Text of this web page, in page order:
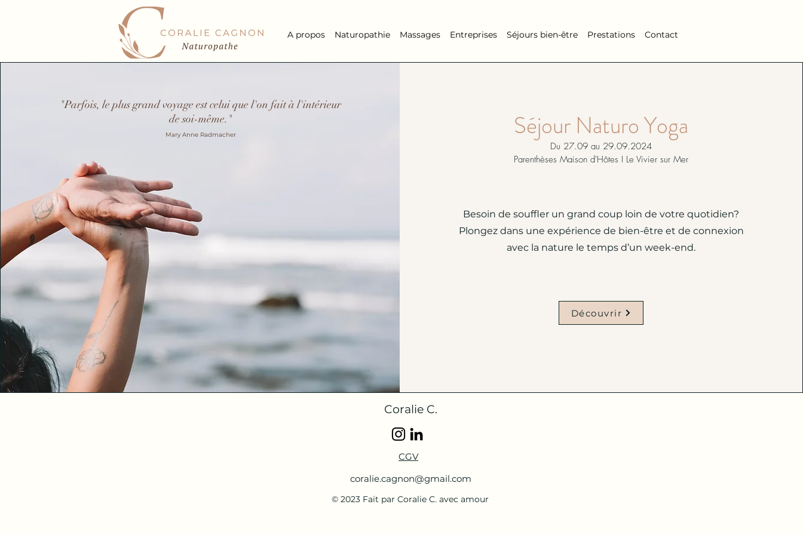
A propos Naturopathie Massages Entreprises Séjours bien-être Prestations Contact
"Parfois, le plus grand voyage est celui que l'on fait à l'intérieur
de soi-même."
Mary Anne Radmacher Séjour Naturo Yoga
Du 27.09 au 29.09.2024
Parenthèses Maison d'Hôtes I Le Vivier sur Mer
Besoin de souffler un grand coup loin de votre quotidien?
Plongez dans une expérience de bien-être et de connexion
avec la nature le temps d’un week-end.
Découvrir
Coralie C.
CGV
coralie.cagnon@gmail.com
© 2023 Fait par Coralie C. avec amour